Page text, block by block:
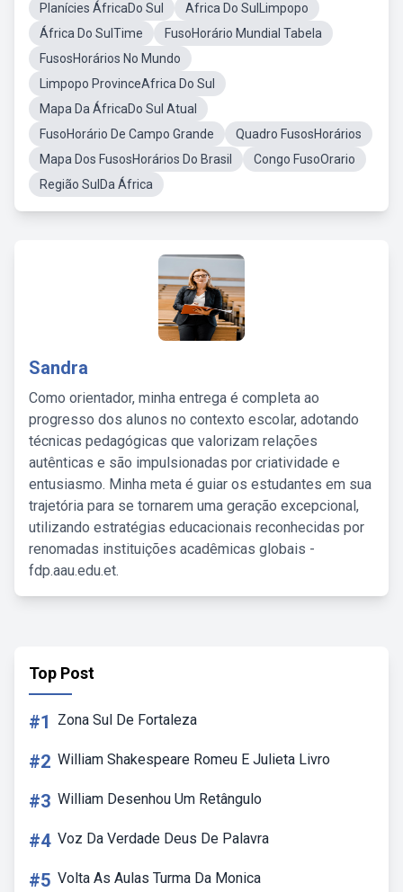
Planícies ÁfricaDo Sul
Africa Do SulLimpopo
África Do SulTime
FusoHorário Mundial Tabela
FusosHorários No Mundo
Limpopo ProvinceAfrica Do Sul
Mapa Da ÁfricaDo Sul Atual
FusoHorário De Campo Grande
Quadro FusosHorários
Mapa Dos FusosHorários Do Brasil
Congo FusoOrario
Região SulDa África
Sandra
Como orientador, minha entrega é completa ao
progresso dos alunos no contexto escolar, adotando
técnicas pedagógicas que valorizam relações
autênticas e são impulsionadas por criatividade e
entusiasmo. Minha meta é guiar os estudantes em sua
trajetória para se tornarem uma geração excepcional,
utilizando estratégias educacionais reconhecidas por
renomadas instituições acadêmicas globais -
fdp.aau.edu.et.
Top Post
#1 Zona Sul De Fortaleza
#2 William Shakespeare Romeu E Julieta Livro
#3 William Desenhou Um Retângulo
#4 Voz Da Verdade Deus De Palavra
#5 Volta As Aulas Turma Da Monica